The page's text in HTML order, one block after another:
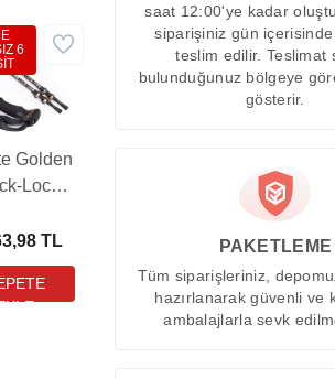
Golden
Lock
TL
6
saat 12:00'ye kadar
siparişiniz gün
teslim edilir. Teslimat
bulunduğunuz bölgeye
gösterir.
PAKETLEME
Tüm siparişleriniz,
hazırlanarak güvenli ve
ambalajlarla sevk